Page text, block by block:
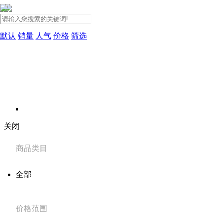
默认 销量 人气 价格 筛选
关闭
商品类目
全部
价格范围